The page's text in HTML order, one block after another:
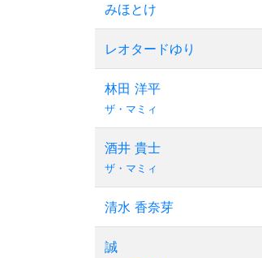
みほとけ
レオタードゆり
林田 洋平
ザ・マミィ
酒井 貴士
ザ・マミィ
清水 香奈芽
誠